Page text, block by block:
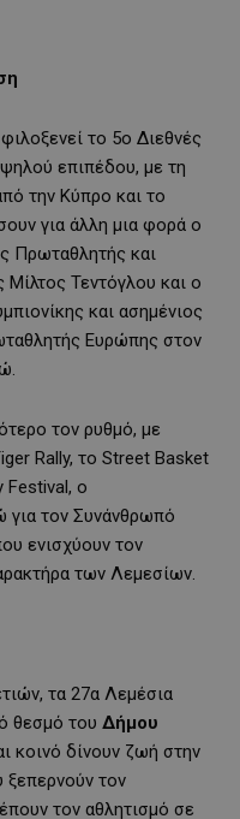
το 5ο Διεθνές
επιπέδου, με τη
την Κύπρο και το
για άλλη μια φορά ο
Πρωταθλητής και
Τεντόγλου και ο
και ασημένιος
Ευρώπης στον
τον ρυθμό, με
Rally, το Street Basket
Festival, ο
τον Συνάνθρωπό
ενισχύουν τον
των Λεμεσίων.
τα 27α Λεμέσια
θεσμό του Δήμου
κοινό δίνουν ζωή στην
ξεπερνούν τον
τον αθλητισμό σε